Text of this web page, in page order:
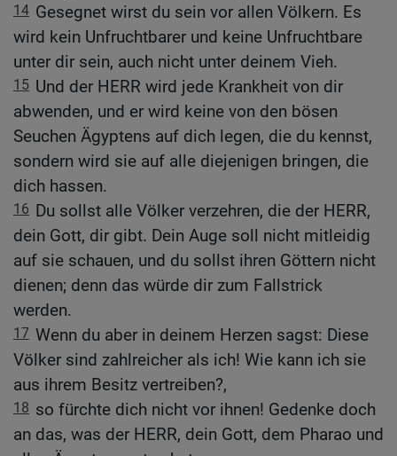
14 Gesegnet wirst du sein vor allen Völkern. Es
wird kein Unfruchtbarer und keine Unfruchtbare
unter dir sein, auch nicht unter deinem Vieh.
15 Und der HERR wird jede Krankheit von dir
abwenden, und er wird keine von den bösen
Seuchen Ägyptens auf dich legen, die du kennst,
sondern wird sie auf alle diejenigen bringen, die
dich hassen.
16 Du sollst alle Völker verzehren, die der HERR,
dein Gott, dir gibt. Dein Auge soll nicht mitleidig
auf sie schauen, und du sollst ihren Göttern nicht
dienen; denn das würde dir zum Fallstrick
werden.
17 Wenn du aber in deinem Herzen sagst: Diese
Völker sind zahlreicher als ich! Wie kann ich sie
aus ihrem Besitz vertreiben?,
18 so fürchte dich nicht vor ihnen! Gedenke doch
an das, was der HERR, dein Gott, dem Pharao und